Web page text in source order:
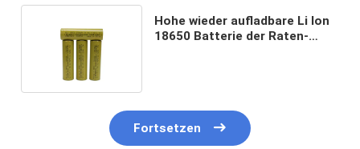
Hohe wieder aufladbare Li Ion
18650 Batterie der Raten-
Fortsetzen